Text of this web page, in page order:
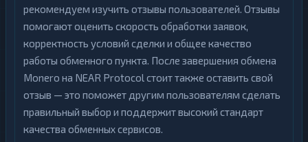
рекомендуем изучить отзывы пользователей. Отзывы
помогают оценить скорость обработки заявок,
корректность условий сделки и общее качество
работы обменного пункта. После завершения обмена
Monero на NEAR Protocol стоит также оставить свой
отзыв — это поможет другим пользователям сделать
правильный выбор и поддержит высокий стандарт
качества обменных сервисов.